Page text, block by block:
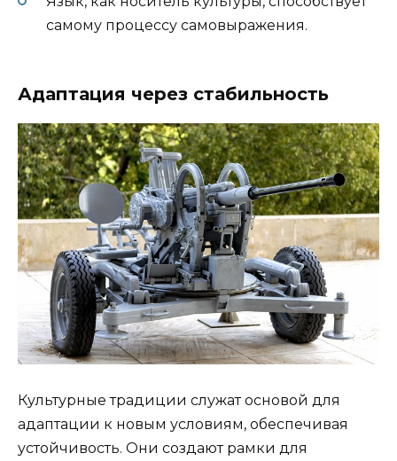
самому процессу самовыражения.
Адаптация через стабильность
Культурные традиции служат основой для
адаптации к новым условиям, обеспечивая
устойчивость. Они создают рамки для